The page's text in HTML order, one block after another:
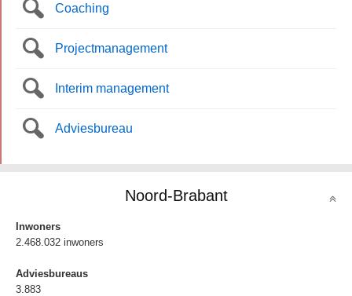
Coaching
Projectmanagement
Interim management
Adviesbureau
Noord-Brabant
Inwoners
2.468.032 inwoners
Adviesbureaus
3.883